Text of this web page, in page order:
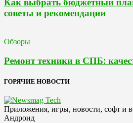
Как выбрать бюджетный
советы и рекомендации
Обзоры
Ремонт техники в СПБ:
ГОРЯЧИЕ НОВОСТИ
Приложения, игры, новости, софт и
Андроид